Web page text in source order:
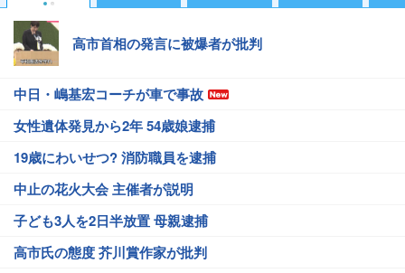
高市首相の発言に被爆者が批判
中日・嶋基宏コーチが車で事故
女性遺体発見から2年 54歳娘逮捕
19歳にわいせつ? 消防職員を逮捕
中止の花火大会 主催者が説明
子ども3人を2日半放置 母親逮捕
高市氏の態度 芥川賞作家が批判